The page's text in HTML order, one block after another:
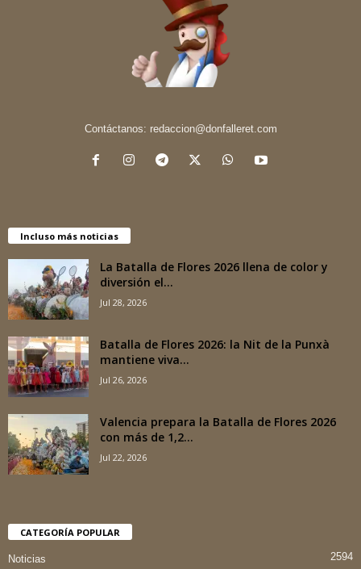
Contáctanos: redaccion@donfalleret.com
Incluso más noticias
La Batalla de Flores 2026 llena de color y
diversión el...
Jul 28, 2026
Batalla de Flores 2026: la Nit de la Punxà
mantiene viva...
Jul 26, 2026
Valencia prepara la Batalla de Flores 2026
con más de 1,2...
Jul 22, 2026
CATEGORÍA POPULAR
Noticias 2594